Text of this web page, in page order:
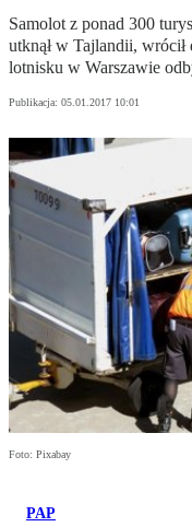
Samolot z ponad 300
utknął w Tajlandii,
lotnisku w Warszawie
Publikacja: 05.01.2017 10:01
Foto: Pixabay
PAP